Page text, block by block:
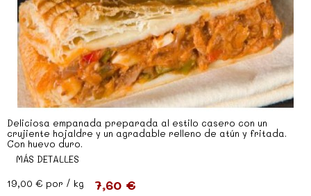
Deliciosa empanada preparada al estilo casero con un
crujiente hojaldre y un agradable relleno de atún y fritada.
Con huevo duro.
MÁS DETALLES
19,00 € por / kg 7,60 €